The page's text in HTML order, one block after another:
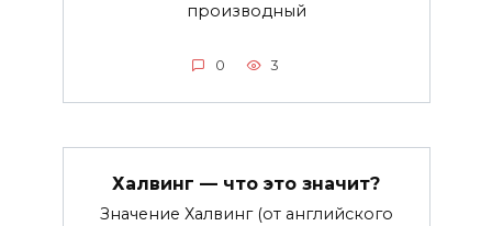
производный
0 3
Халвинг — что это значит?
Значение Халвинг (от английского